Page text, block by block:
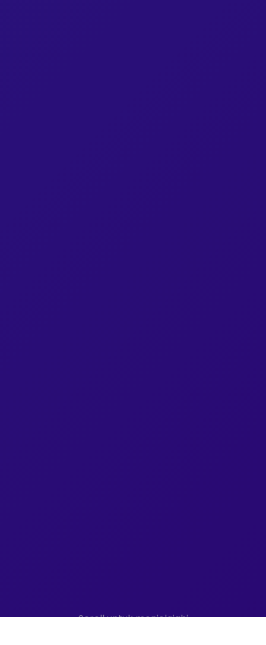
Scroll untuk menjelajahi